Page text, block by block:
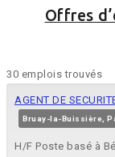
Offres
30 emplois trouvés
AGENT DE
Bruay-la-Buissière,
H/F Poste basé à